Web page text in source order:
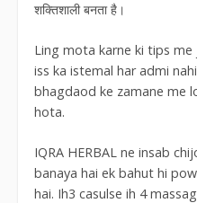
शक्तिशाली बनता है।
Ling mota karne ki tips
iss ka istemal har admi
bhagdaod ke zamane me
hota.
IQRA HERBAL ne insab
banaya hai ek bahut hi
hai. Ih3 casulse ih 4